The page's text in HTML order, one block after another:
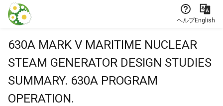
本文に飛ぶ
ヘルプEnglish
630A MARK V MARITIME NUCLEAR
STEAM GENERATOR DESIGN STUDIES
SUMMARY. 630A PROGRAM
OPERATION.